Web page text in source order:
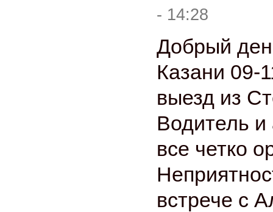
- 14:28
Добрый
Казани 09-
выезд из
Водитель и
все четко
встрече с